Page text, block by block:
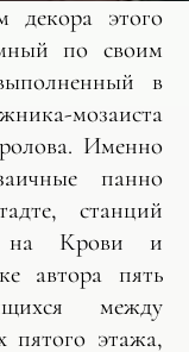
этого
по своим
в
мозаиста
Именно
панно
станций
на Крови и
автора пять
между
пятого этажа,